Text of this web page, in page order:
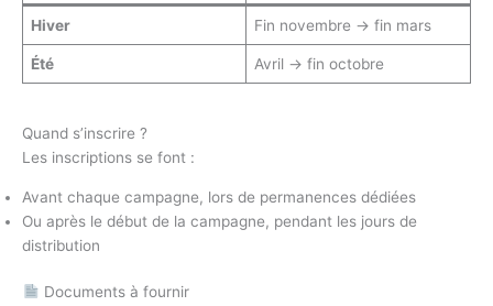
Hiver Fin novembre → fin mars
Été Avril → fin octobre
Quand s’inscrire ?
Les inscriptions se font :
Avant chaque campagne, lors de permanences dédiées
Ou après le début de la campagne, pendant les jours de
distribution
Documents à fournir